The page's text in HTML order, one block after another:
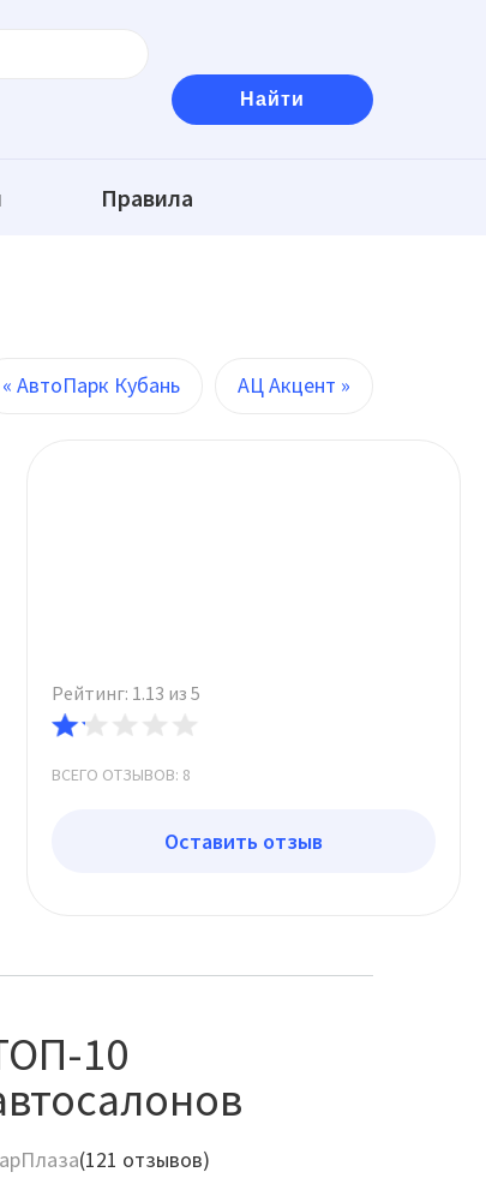
Правила
« АвтоПарк Кубань АЦ Акцент »
Рейтинг: 1.13 из 5
ВСЕГО ОТЗЫВОВ: 8
Оставить отзыв
10
(121 отзывов)